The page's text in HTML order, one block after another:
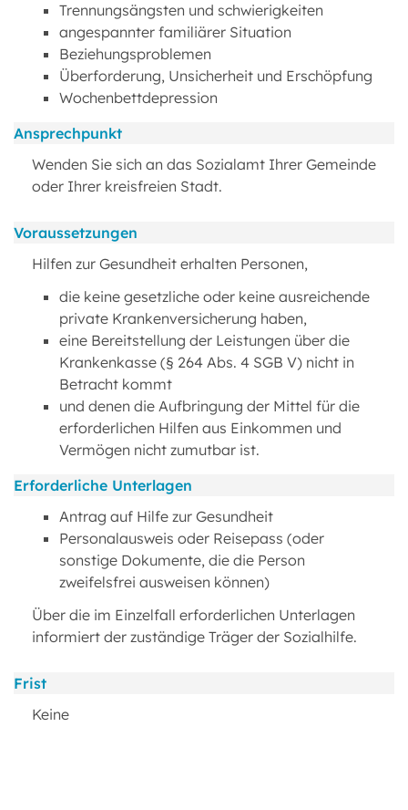
Trennungsängsten und schwierigkeiten
angespannter familiärer Situation
Beziehungsproblemen
Überforderung, Unsicherheit und Erschöpfung
Wochenbettdepression
Ansprechpunkt
Wenden Sie sich an das Sozialamt Ihrer Gemeinde
oder Ihrer kreisfreien Stadt.
Voraussetzungen
Hilfen zur Gesundheit erhalten Personen,
die keine gesetzliche oder keine ausreichende
private Krankenversicherung haben,
eine Bereitstellung der Leistungen über die
Krankenkasse (§ 264 Abs. 4 SGB V) nicht in
Betracht kommt
und denen die Aufbringung der Mittel für die
erforderlichen Hilfen aus Einkommen und
Vermögen nicht zumutbar ist.
Erforderliche Unterlagen
Antrag auf Hilfe zur Gesundheit
Personalausweis oder Reisepass (oder
sonstige Dokumente, die die Person
zweifelsfrei ausweisen können)
Über die im Einzelfall erforderlichen Unterlagen
informiert der zuständige Träger der Sozialhilfe.
Frist
Keine